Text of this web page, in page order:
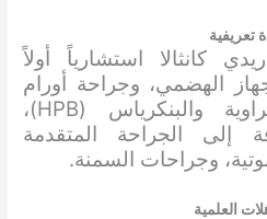
تعريفية
كانثالا استشارياً أولاً
الهضمي، وجراحة أورام
الكبد والقنوات الصفراوية والبنكرياس (HPB)،
إلى الجراحة المتقدمة
وجراحات السمنة.
العلمية